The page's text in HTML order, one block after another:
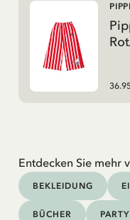
Entdecken Sie mehr
BEKLEIDUNG
BÜCHER PARTY